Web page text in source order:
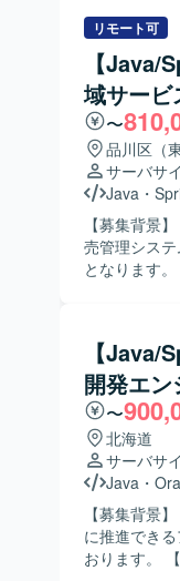
テストコー
する想定で
Dockerなど
を行っていただきます。 【求める人物
ルを理解し
方を求めて
を取りなが
です。 【ポジションの魅力】 医療分野における在庫管理という社会的
意義の高い
知識と技術
から参画で
化させることができます。 【開発
たWebアプ
には
なります。
リモート可
【Java/
域サービ
〜
品川区（
サーバサ
Java ・
【募集背景
売管理シス
となります。 【作業内容】 経理が経理/会計業務を行う際に利用して
に積まれた
ます。 アー
含めた継続的な
像】 積極的
を求めてい
閉じずにチ
たうえで設
への価値貢献
ョンの魅力
て、エンタ
【Java/
開発エン
〜
北海道
サーバサ
Java ・
【募集背景
に推進でき
おります。 【作業内容】 アプリ開発エンジニアとして、既存および新